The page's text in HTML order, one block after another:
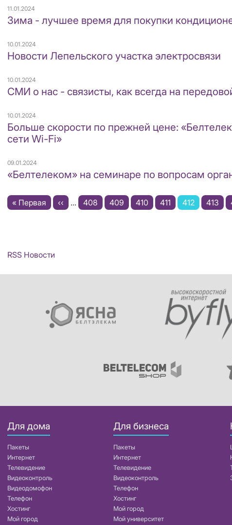
11.01.2024
Зима - лучшее время для покупки
10.01.2024
Новости Лепельского участка электросвязи
10.01.2024
СМИ о нас - связиcты, как всегда на
10.01.2024
Больше скорости по прежней цене:
сети Wi-Fi»
09.01.2024
«Белтелеком» на семинаре по вопросам
Нумерация
страниц
Первая
« Первая ←
‹‹ … Page
408 Page
409 Page
410 Page
411
Текущая
412 Page
413
RSS Новости
Для дома
Пакеты
Интернет
Телевидение
Видеоконтроль
Видеодомофон
Телефон
Хостинг
Мой город
Для бизнеса
Пакеты
Интернет
Телевидение
Видеоконтроль
Телефон
Хостинг
Мой город
Мой университет